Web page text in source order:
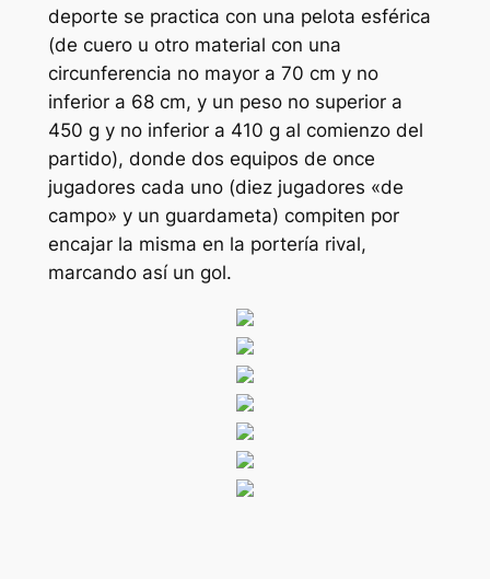
deporte se practica con una pelota esférica
(de cuero u otro material con una
circunferencia no mayor a 70 cm y no
inferior a 68 cm, y un peso no superior a
450 g y no inferior a 410 g al comienzo del
partido), donde dos equipos de once
jugadores cada uno (diez jugadores «de
campo» y un guardameta) compiten por
encajar la misma en la portería rival,
marcando así un gol.